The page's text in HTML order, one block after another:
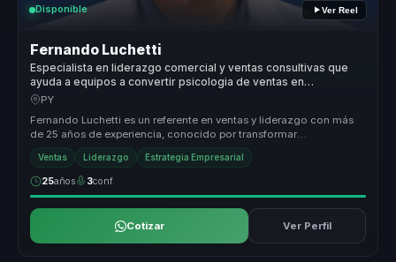
Disponible Ver Reel
Fernando Luchetti
Especialista en liderazgo comercial y ventas consultivas que
ayuda a equipos a convertir psicologia de ventas en
conversion y ventaja competitiva.
PY
Fernando Luchetti es un referente en ventas y liderazgo con más
de 25 años de experiencia, conocido por transformar
profesionales en líde...
Ventas Liderazgo Estrategia Empresarial
25años 3conf.
Cotizar Ver Perfil